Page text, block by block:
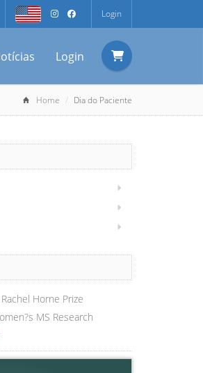
Login
Login
Home Dia do Paciente
Horne Prize
MS Research